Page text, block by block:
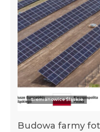
Siemianowice Śląskie
Budowa farmy